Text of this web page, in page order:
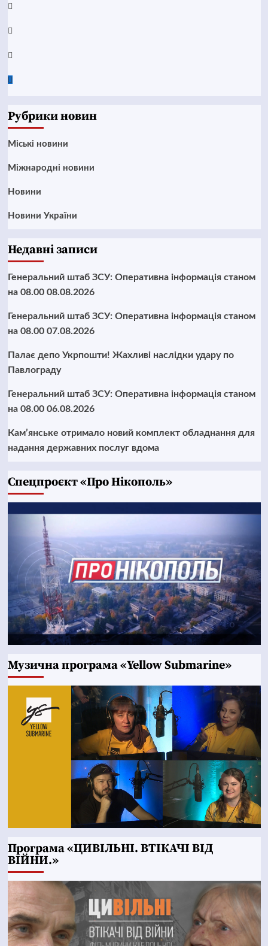
Telegram
Instagram
Twitter
Google
Рубрики новин
Mіські новини
Міжнародні новини
Новини
Новини України
Недавні записи
Генеральний штаб ЗСУ: Оперативна інформація станом
на 08.00 08.08.2026
Генеральний штаб ЗСУ: Оперативна інформація станом
на 08.00 07.08.2026
Палає депо Укрпошти! Жахливі наслідки удару по
Павлограду
Генеральний штаб ЗСУ: Оперативна інформація станом
на 08.00 06.08.2026
Кам’янське отримало новий комплект обладнання для
надання державних послуг вдома
Cпецпроєкт «Про Нікополь»
Музична програма «Yellow Submarine»
Програма «ЦИВІЛЬНІ. ВТІКАЧІ ВІД
ВІЙНИ.»